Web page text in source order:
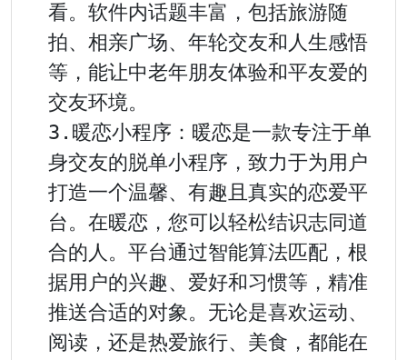
看。软件内话题丰富，包括旅游随
拍、相亲广场、年轮交友和人生感悟
等，能让中老年朋友体验和平友爱的
交友环境。
3.暖恋小程序：暖恋是一款专注于单
身交友的脱单小程序，致力于为用户
打造一个温馨、有趣且真实的恋爱平
台。在暖恋，您可以轻松结识志同道
合的人。平台通过智能算法匹配，根
据用户的兴趣、爱好和习惯等，精准
推送合适的对象。无论是喜欢运动、
阅读，还是热爱旅行、美食，都能在